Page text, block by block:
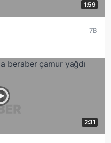
1:59
7B
2:31